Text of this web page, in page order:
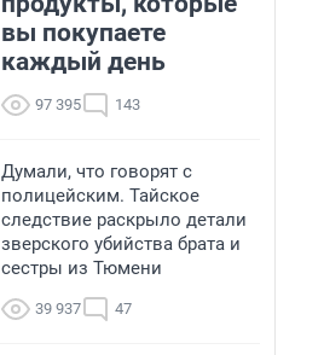
вы покупаете
каждый день
97 395 143
Думали, что говорят с
полицейским. Тайское
следствие раскрыло детали
зверского убийства брата и
сестры из Тюмени
39 937 47